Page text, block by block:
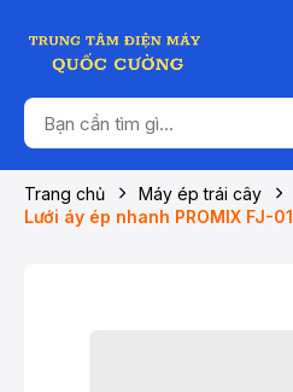
Trang chủ
Máy ép trái cây
Lưới áy ép nhanh PROMIX FJ-01